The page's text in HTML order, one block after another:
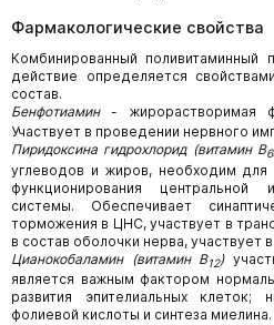
Фармакологические свойства
Комбинированный поливитаминный
действие определяется
состав.
Бенфотиамин- жирорастворимая
Участвует в проведении нервного
Пиридоксина гидрохлорид (витамин В6
углеводов и жиров, необходим для
функционирования
системы. Обеспечивает
торможения в ЦНС, участвует в
в состав оболочки нерва, участвует
Цианокобаламин (витамин В12)
является важным фактором
развития эпителиальных клеток;
фолиевой кислоты и синтеза миелина.